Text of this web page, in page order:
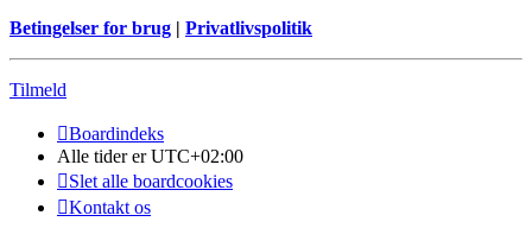
Betingelser for brug | Privatlivspolitik
Tilmeld
Boardindeks
Alle tider erUTC+02:00
Slet alle boardcookies
Kontakt os